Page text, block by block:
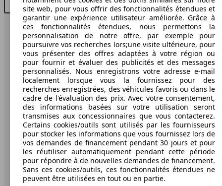
T-Cross 1.0 TSI 115 Start/Stop DSG7
84 KW
(115 PS)
Ø
l/
T-Cross 1.0 TSI 95 Start/Stop BVM5
70 KW
(95 PS)
Ø
l/
Diesel
Essence
Model Version
Leistung
T-Cross 1.0 TSI 110 Start/Stop BVM6
80 KW
(110 PS)
Acheter neuf
Acheter d'occasion
Haut
AutoScout24: la plus grande plateforme en ligne de
voitures en Europe
AutoScout24
A propos d'AutoScout24
Conditions d'utilisation
Informations légales
Protection des données
Accessibility Statement
site web, pour vous offrir des fonctionnalités étendues et
garantir une expérience utilisateur améliorée. Grâce à
ces fonctionnalités étendues, nous permettons la
personnalisation de notre offre, par exemple pour
poursuivre vos recherches lors;une visite ultérieure, pour
vous présenter des offres adaptées à votre région ou
pour fournir et évaluer des publicités et des messages
personnalisés. Nous enregistrons votre adresse e-mail
localement lorsque vous la fournissez pour des
recherches enregistrées, des véhicules favoris ou dans le
cadre de l'évaluation des prix. Avec votre consentement,
des informations basées sur votre utilisation seront
transmises aux concessionnaires que vous contacterez.
Certains cookies/outils sont utilisés par les fournisseurs
pour stocker les informations que vous fournissez lors de
vos demandes de financement pendant 30 jours et pour
les réutiliser automatiquement pendant cette période
pour répondre à de nouvelles demandes de financement.
Sans ces cookies/outils, ces fonctionnalités étendues ne
peuvent être utilisées en tout ou en partie.